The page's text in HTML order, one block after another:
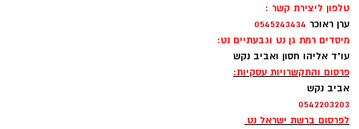
טלפון ליצירת קשר :
ערן ראוכר 0545243434
מיסדים רמת גן נט וגבעתיים נט:
עו"ד אליהו חסון ואביב נקש
פרסום והתקשרויות עסקיות:
אביב נקש
0542203203
לפרסום ברשת ישראל נט